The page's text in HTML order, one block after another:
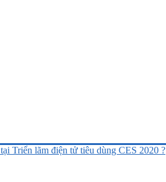
Triển lãm điện tử tiêu dùng CES 2020 ?